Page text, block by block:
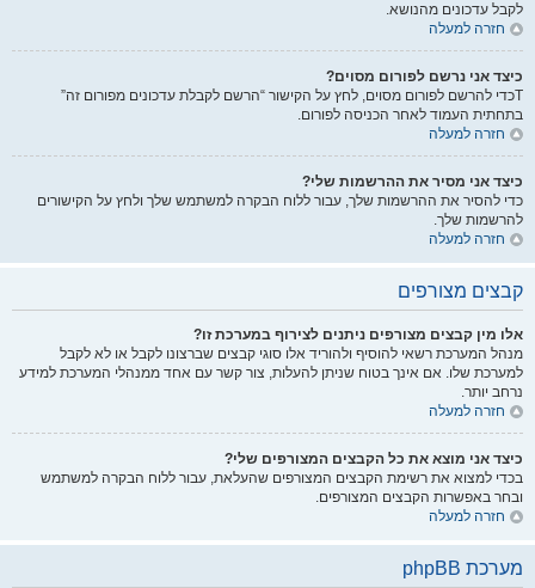
לקבל עדכונים מהנושא.
חזרה למעלה
כיצד אני נרשם לפורום מסוים?
Tכדי להרשם לפורום מסוים, לחץ על הקישור “הרשם לקבלת עדכונים מפורום זה”
בתחתית העמוד לאחר הכניסה לפורום.
חזרה למעלה
כיצד אני מסיר את ההרשמות שלי?
כדי להסיר את ההרשמות שלך, עבור ללוח הבקרה למשתמש שלך ולחץ על הקישורים
להרשמות שלך.
חזרה למעלה
קבצים מצורפים
אלו מין קבצים מצורפים ניתנים לצירוף במערכת זו?
מנהל המערכת רשאי להוסיף ולהוריד אלו סוגי קבצים שברצונו לקבל או לא לקבל
למערכת שלו. אם אינך בטוח שניתן להעלות, צור קשר עם אחד ממנהלי המערכת למידע
נרחב יותר.
חזרה למעלה
כיצד אני מוצא את כל הקבצים המצורפים שלי?
בכדי למצוא את רשימת הקבצים המצורפים שהעלאת, עבור ללוח הבקרה למשתמש
ובחר באפשרות הקבצים המצורפים.
חזרה למעלה
מערכת phpBB